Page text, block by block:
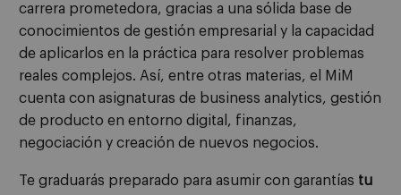
carrera prometedora, gracias a una sólida base de
conocimientos de gestión empresarial y la capacidad
de aplicarlos en la práctica para resolver problemas
reales complejos. Así, entre otras materias, el MiM
cuenta con asignaturas de business analytics, gestión
de producto en entorno digital, finanzas,
negociación y creación de nuevos negocios.
Te graduarás preparado para asumir con garantías tu